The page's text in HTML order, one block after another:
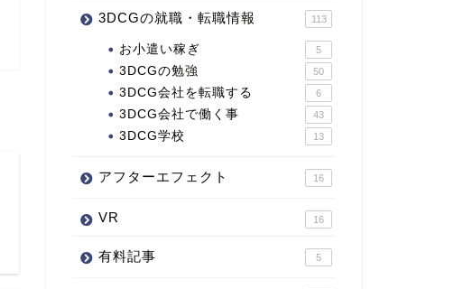
3DCGの就職・転職情報 113
お小遣い稼ぎ 5
3DCGの勉強 50
3DCG会社を転職する 6
3DCG会社で働く事 43
3DCG学校 13
アフターエフェクト 16
VR 16
有料記事 5